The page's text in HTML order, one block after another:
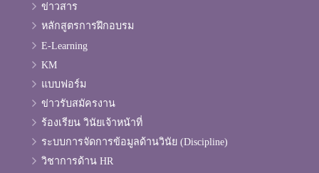
ข่าวสาร
หลักสูตรการฝึกอบรม
E-Learning
KM
แบบฟอร์ม
ข่าวรับสมัครงาน
ร้องเรียน วินัยเจ้าหน้าที่
ระบบการจัดการข้อมูลด้านวินัย (Discipline)
วิชาการด้าน HR